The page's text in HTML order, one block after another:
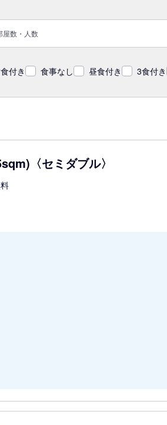
屋数・人数
付き 食事なし 昼食付き 3食付き
〈セミダブル〉